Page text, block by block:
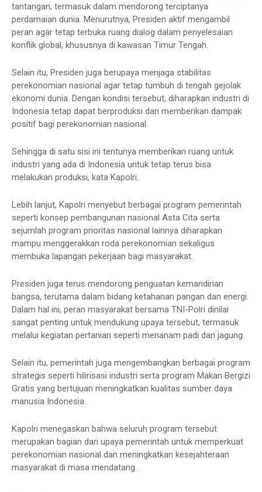
tantangan, termasuk dalam mendorong terciptanya
perdamaian dunia. Menurutnya, Presiden aktif mengambil
peran agar tetap terbuka ruang dialog dalam penyelesaian
konflik global, khususnya di kawasan Timur Tengah.
Selain itu, Presiden juga berupaya menjaga stabilitas
perekonomian nasional agar tetap tumbuh di tengah gejolak
ekonomi dunia. Dengan kondisi tersebut, diharapkan industri di
Indonesia tetap dapat berproduksi dan memberikan dampak
positif bagi perekonomian nasional.
Sehingga di satu sisi ini tentunya memberikan ruang untuk
industri yang ada di Indonesia untuk tetap terus bisa
melakukan produksi, kata Kapolri.
Lebih lanjut, Kapolri menyebut berbagai program pemerintah
seperti konsep pembangunan nasional Asta Cita serta
sejumlah program prioritas nasional lainnya diharapkan
mampu menggerakkan roda perekonomian sekaligus
membuka lapangan pekerjaan bagi masyarakat.
Presiden juga terus mendorong penguatan kemandirian
bangsa, terutama dalam bidang ketahanan pangan dan energi.
Dalam hal ini, peran masyarakat bersama TNI-Polri dinilai
sangat penting untuk mendukung upaya tersebut, termasuk
melalui kegiatan pertanian seperti menanam padi dan jagung.
Selain itu, pemerintah juga mengembangkan berbagai program
strategis seperti hilirisasi industri serta program Makan Bergizi
Gratis yang bertujuan meningkatkan kualitas sumber daya
manusia Indonesia.
Kapolri menegaskan bahwa seluruh program tersebut
merupakan bagian dari upaya pemerintah untuk memperkuat
perekonomian nasional dan meningkatkan kesejahteraan
masyarakat di masa mendatang.